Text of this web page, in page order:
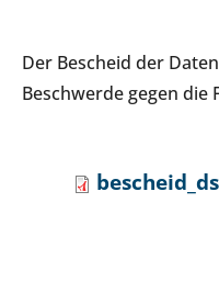
Der Bescheid der
Beschwerde gegen die